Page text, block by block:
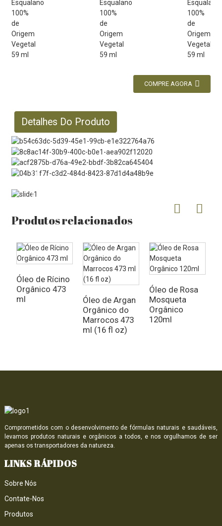
COMPRE AGORA
Detalhes Do Produto
Produtos relacionados
Óleo de Rícino
Orgânico 473
ml
Óleo de Argan
Orgânico do
Marrocos 473
ml (16 fl oz)
Óleo de Rosa
Mosqueta
Orgânico
120ml
Comprometidos com o desenvolvimento de fórmulas naturais e saudáveis,
levamos produtos naturais e orgânicos a todos, e nos orgulhamos de ser
apenas os transportadores da natureza.
LINKS RÁPIDOS
Sobre Nós
Contate-Nos
Produtos